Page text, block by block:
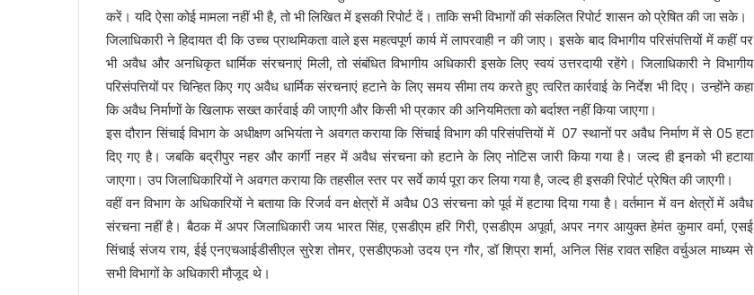
करें। यदि ऐसा कोई मामला नहीं भी है, तो भी लिखित में इसकी रिपोर्ट दें। ताकि सभी विभागों की संकलित रिपोर्ट शासन को प्रेषित की जा सके।
जिलाधिकारी ने हिदायत दी कि उच्च प्राथमिकता वाले इस महत्वपूर्ण कार्य में लापरवाही न की जाए। इसके बाद विभागीय परिसंपत्तियों में कहीं पर
भी अवैध और अनधिकृत धार्मिक संरचनाएं मिली, तो संबंधित विभागीय अधिकारी इसके लिए स्वयं उत्तरदायी रहेंगे। जिलाधिकारी ने विभागीय
परिसंपत्तियों पर चिन्हित किए गए अवैध धार्मिक संरचनाएं हटाने के लिए समय सीमा तय करते हुए त्वरित कार्रवाई के निर्देश भी दिए। उन्होंने कहा
कि अवैध निर्माणों के खिलाफ सख्त कार्रवाई की जाएगी और किसी भी प्रकार की अनियमितता को बर्दाश्त नहीं किया जाएगा।
इस दौरान सिंचाई विभाग के अधीक्षण अभियंता ने अवगत कराया कि सिंचाई विभाग की परिसंपत्तियों में 07 स्थानों पर अवैध निर्माण में से 05 हटा
दिए गए है। जबकि बद्रीपुर नहर और कार्गी नहर में अवैध संरचना को हटाने के लिए नोटिस जारी किया गया है। जल्द ही इनको भी हटाया
जाएगा। उप जिलाधिकारियों ने अवगत कराया कि तहसील स्तर पर सर्वे कार्य पूरा कर लिया गया है, जल्द ही इसकी रिपोर्ट प्रेषित की जाएगी।
वहीं वन विभाग के अधिकारियों ने बताया कि रिजर्व वन क्षेत्रों में अवैध 03 संरचना को पूर्व में हटाया दिया गया है। वर्तमान में वन क्षेत्रों में अवैध
संरचना नहीं है। बैठक में अपर जिलाधिकारी जय भारत सिंह, एसडीएम हरि गिरी, एसडीएम अपूर्वा, अपर नगर आयुक्त हेमंत कुमार वर्मा, एसई
सिंचाई संजय राय, ईई एनएचआईडीसीएल सुरेश तोमर, एसडीएफओ उदय एन गौर, डॉ शिप्रा शर्मा, अनिल सिंह रावत सहित वर्चुअल माध्यम से
सभी विभागों के अधिकारी मौजूद थे।